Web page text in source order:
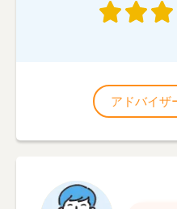
アドバイザ